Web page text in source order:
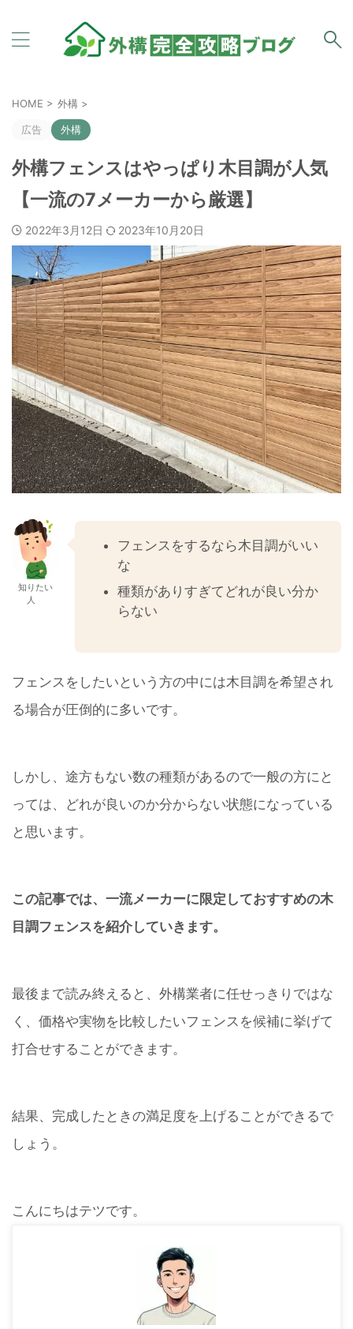
HOME > 外構 >
広告 外構
外構フェンスはやっぱり木目調が人気
【一流の7メーカーから厳選】
2022年3月12日 2023年10月20日
知りたい
人
フェンスをするなら木目調がいい
な
種類がありすぎてどれが良い分か
らない
フェンスをしたいという方の中には木目調を希望され
る場合が圧倒的に多いです。
しかし、途方もない数の種類があるので一般の方にと
っては、どれが良いのか分からない状態になっている
と思います。
この記事では、一流メーカーに限定しておすすめの木
目調フェンスを紹介していきます。
最後まで読み終えると、外構業者に任せっきりではな
く、価格や実物を比較したいフェンスを候補に挙げて
打合せすることができます。
結果、完成したときの満足度を上げることができるで
しょう。
こんにちはテツです。